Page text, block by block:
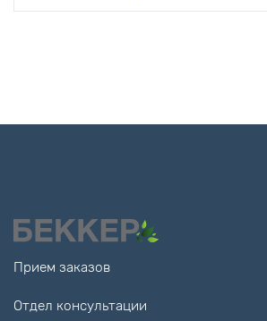
Прием заказов
Отдел консультации